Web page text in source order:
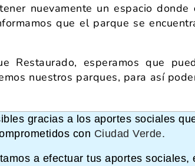
nuevamente un espacio donde
que el parque se
Restaurado, esperamos que
nuestros parques, para así
gracias a los aportes sociales
con Ciudad Verde.
a efectuar tus aportes sociales,